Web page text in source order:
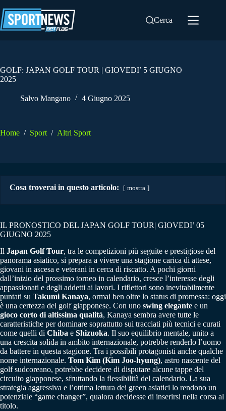
al
contenuto
Cerca
GOLF: JAPAN GOLF TOUR | GIOVEDI’ 5 GIUGNO
2025
Salvo Mangano 4 Giugno 2025
Home / Sport / Altri Sport
Cosa troverai in questo articolo: mostra
IL PRONOSTICO DEL JAPAN GOLF TOUR| GIOVEDI’ 05
GIUGNO 2025
Il Japan Golf Tour, tra le competizioni più seguite e prestigiose del
panorama asiatico, si prepara a vivere una stagione carica di attese,
giovani in ascesa e veterani in cerca di riscatto. A pochi giorni
dall’inizio del prossimo torneo in calendario, cresce l’interesse degli
appassionati e degli addetti ai lavori. I riflettori sono inevitabilmente
puntati su Takumi Kanaya, ormai ben oltre lo status di promessa: oggi
è una certezza del golf giapponese. Con uno swing elegante e un
gioco corto di altissima qualità, Kanaya sembra avere tutte le
caratteristiche per dominare soprattutto sui tracciati più tecnici e curati
come quelli di Chiba e Shizuoka. Il suo equilibrio mentale, unito a
una crescita solida in ambito internazionale, potrebbe renderlo l’uomo
da battere in questa stagione. Tra i possibili protagonisti anche qualche
nome internazionale. Tom Kim (Kim Joo-hyung), astro nascente del
golf sudcoreano, potrebbe decidere di disputare alcune tappe del
circuito giapponese, sfruttando la flessibilità del calendario. La sua
strategia aggressiva e l’ottima lettura dei green asiatici lo rendono un
potenziale “game changer”, qualora decidesse di inserirsi nella corsa al
titolo.